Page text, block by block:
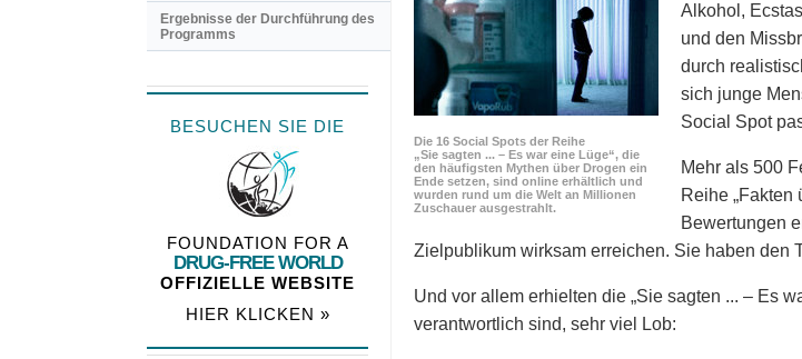
Die 16 Social Spots der Reihe
„Sie sagten ... – Es war eine Lüge“, die
den häufigsten Mythen über Drogen ein
Ende setzen, sind online erhältlich und
wurden rund um die Welt an Millionen
Zuschauer ausgestrahlt.
Alkohol,
und den
durch
sich junge
Social Spot
Mehr als 500
Reihe „Fakten
Bewertungen
Zielpublikum wirksam erreichen. Sie haben den
Und vor allem erhielten die „Sie sagten ... – Es
verantwortlich sind, sehr viel Lob:
Ergebnisse der Durchführung des
Programms
BESUCHEN SIE DIE
FOUNDATION FOR A
DRUG-FREE WORLD
OFFIZIELLE WEBSITE
HIER KLICKEN »